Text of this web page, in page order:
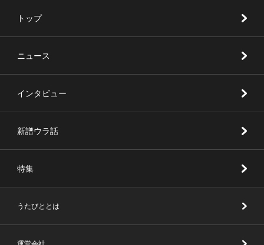
トップ
ニュース
インタビュー
新譜ウラ話
特集
うたびととは